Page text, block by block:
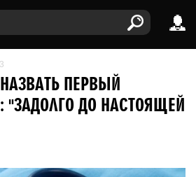
ПЕРВЫЙ
"ЗАДОЛГО ДО НАСТОЯЩЕЙ